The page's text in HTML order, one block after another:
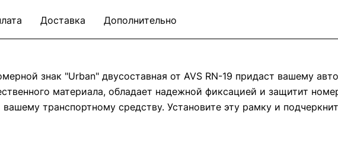
Доставка Дополнительно
знак "Urban" двусоставная от AVS RN-19 придаст вашему
материала, обладает надежной фиксацией и защитит
транспортному средству. Установите эту рамку и